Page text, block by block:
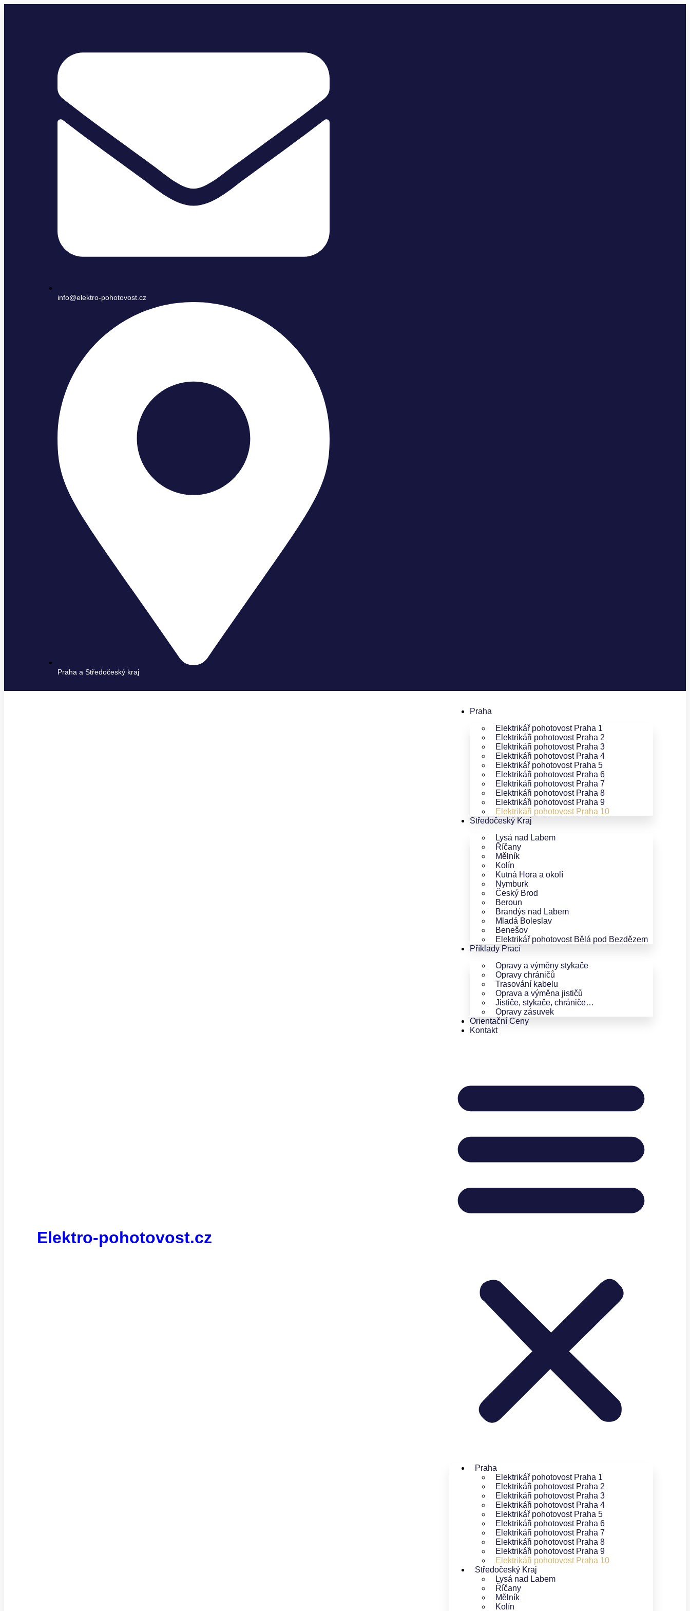
info@elektro-pohotovost.cz
Praha a Středočeský kraj
Elektro-pohotovost.cz
Praha
Elektrikář pohotovost Praha 1
Elektrikáři pohotovost Praha 2
Elektrikáři pohotovost Praha 3
Elektrikáři pohotovost Praha 4
Elektrikář pohotovost Praha 5
Elektrikáři pohotovost Praha 6
Elektrikáři pohotovost Praha 7
Elektrikáři pohotovost Praha 8
Elektrikáři pohotovost Praha 9
Elektrikáři pohotovost Praha 10
Středočeský Kraj
Lysá nad Labem
Říčany
Mělník
Kolín
Kutná Hora a okolí
Nymburk
Český Brod
Beroun
Brandýs nad Labem
Mladá Boleslav
Benešov
Elektrikář pohotovost Bělá pod Bezdězem
Příklady Prací
Opravy a výměny stykače
Opravy chráničů
Trasování kabelu
Oprava a výměna jističů
Jističe, stykače, chrániče…
Opravy zásuvek
Orientační Ceny
Kontakt
Praha
Elektrikář pohotovost Praha 1
Elektrikáři pohotovost Praha 2
Elektrikáři pohotovost Praha 3
Elektrikáři pohotovost Praha 4
Elektrikář pohotovost Praha 5
Elektrikáři pohotovost Praha 6
Elektrikáři pohotovost Praha 7
Elektrikáři pohotovost Praha 8
Elektrikáři pohotovost Praha 9
Elektrikáři pohotovost Praha 10
Středočeský Kraj
Lysá nad Labem
Říčany
Mělník
Kolín